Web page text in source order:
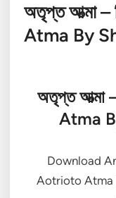
অতৃপ্ত আত্মা –
Atma By
অতৃপ্ত আত্মা
Atma
Download
Aotrioto Atma